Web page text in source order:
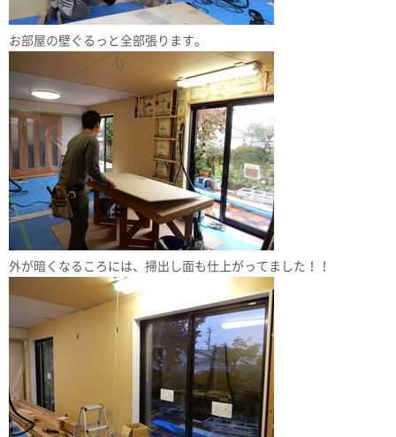
お部屋の壁ぐるっと全部張ります。
外が暗くなるころには、掃出し面も仕上がってました！！